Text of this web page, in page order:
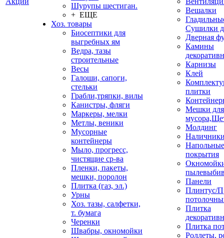
Шурупы шестиган.
+ ЕЩЕ
Хоз. товары
Биосептики для
выгребных ям
Ведра, тазы
строительные
Весы
Галоши, сапоги,
стельки
Грабли,тряпки, вилы
Канистры, фляги
Маркеры, мелки
Метлы, веники
Мусорные
контейнеры
Мыло, прогресс,
чистящие ср-ва
Пленки, пакеты,
мешки, поролон
Плитка (газ, эл.)
Урны
Хоз. тазы, салфетки,
т. бумага
Черенки
Швабры, окномойки
Вешалки
Сушилки
Дверная
Камины
Карнизы
Клей
плитки
Мешки для
Молдинг
Напольные
покрытия
Панели
Плинтус/
Плитка
Плитка
Роллеты,